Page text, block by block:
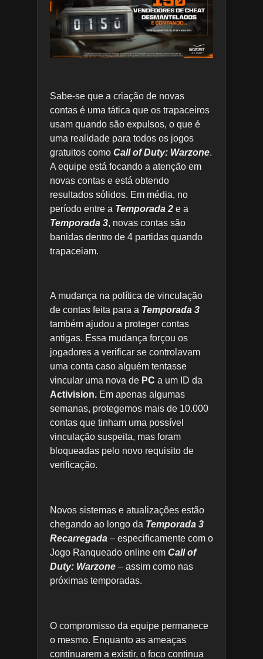
Sabe-se que a criação de novas
contas é uma tática que os trapaceiros
usam quando são expulsos, o que é
uma realidade para todos os jogos
gratuitos como Call of Duty: Warzone.
A equipe está focando a atenção em
novas contas e está obtendo
resultados sólidos. Em média, no
período entre a Temporada 2 e a
Temporada 3, novas contas são
banidas dentro de 4 partidas quando
trapaceiam.
A mudança na política de vinculação
de contas feita para a Temporada 3
também ajudou a proteger contas
antigas. Essa mudança forçou os
jogadores a verificar se controlavam
uma conta caso alguém tentasse
vincular uma nova de PC a um ID da
Activision. Em apenas algumas
semanas, protegemos mais de 10.000
contas que tinham uma possível
vinculação suspeita, mas foram
bloqueadas pelo novo requisito de
verificação.
Novos sistemas e atualizações estão
chegando ao longo da Temporada 3
Recarregada – especificamente com o
Jogo Ranqueado online em Call of
Duty: Warzone – assim como nas
próximas temporadas.
O compromisso da equipe permanece
o mesmo. Enquanto as ameaças
continuarem a existir, o foco continua